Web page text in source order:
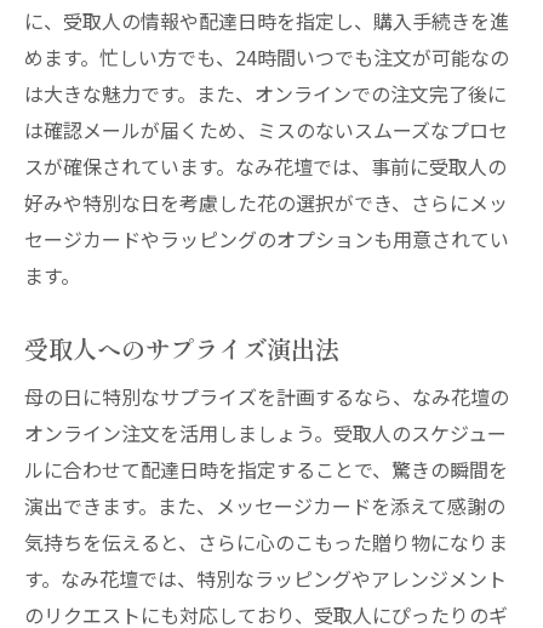
に、受取人の情報や配達日時を指定し、購入手続きを進
めます。忙しい方でも、24時間いつでも注文が可能なの
は大きな魅力です。また、オンラインでの注文完了後に
は確認メールが届くため、ミスのないスムーズなプロセ
スが確保されています。なみ花壇では、事前に受取人の
好みや特別な日を考慮した花の選択ができ、さらにメッ
セージカードやラッピングのオプションも用意されてい
ます。
受取人へのサプライズ演出法
母の日に特別なサプライズを計画するなら、なみ花壇の
オンライン注文を活用しましょう。受取人のスケジュー
ルに合わせて配達日時を指定することで、驚きの瞬間を
演出できます。また、メッセージカードを添えて感謝の
気持ちを伝えると、さらに心のこもった贈り物になりま
す。なみ花壇では、特別なラッピングやアレンジメント
のリクエストにも対応しており、受取人にぴったりのギ